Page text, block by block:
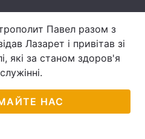
Павел разом з
Лазарет і привітав зі
які за станом здоров'я
НАС